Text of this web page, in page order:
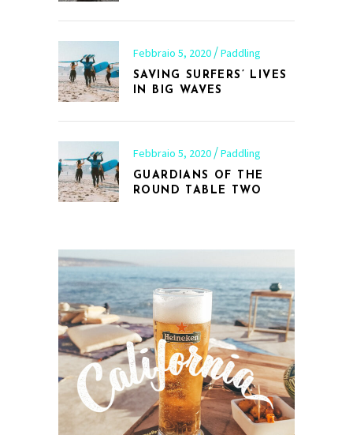
Febbraio 5, 2020 Paddling
SAVING SURFERS’ LIVES
IN BIG WAVES
Febbraio 5, 2020 Paddling
GUARDIANS OF THE
ROUND TABLE TWO